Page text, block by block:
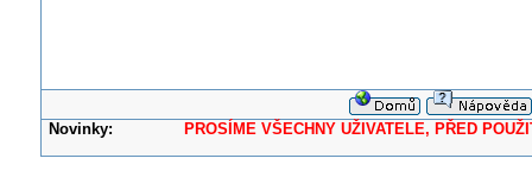
Novinky: PROSÍME VŠECHNY UŽIVATELE, PŘED